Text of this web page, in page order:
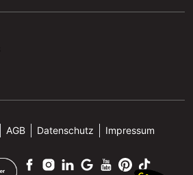
AGB Datenschutz Impressum